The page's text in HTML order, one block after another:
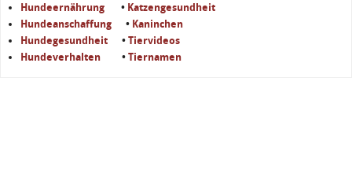
Hundeernährung • Katzengesundheit
Hundeanschaffung • Kaninchen
Hundegesundheit • Tiervideos
Hundeverhalten • Tiernamen